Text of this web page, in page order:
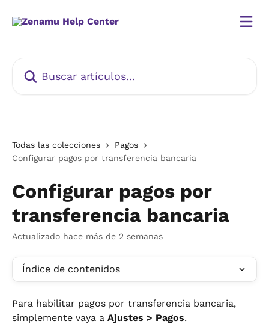
Todas las colecciones
Pagos
Configurar pagos por transferencia bancaria
Configurar pagos por
transferencia bancaria
Actualizado hace más de 2 semanas
Índice de contenidos
Para habilitar pagos por transferencia bancaria,
simplemente vaya a Ajustes > Pagos.